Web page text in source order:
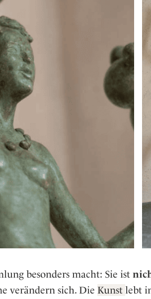
besonders macht: Sie ist
verändern sich. Die Kunst lebt